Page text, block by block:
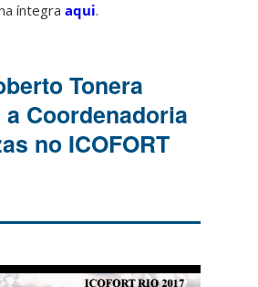
íntegraaqui.
Tonera
Coordenadoria
no ICOFORT